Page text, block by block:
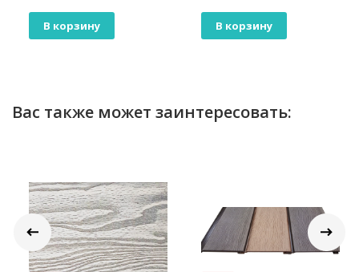
В корзину В корзину
Вас также может заинтересовать: